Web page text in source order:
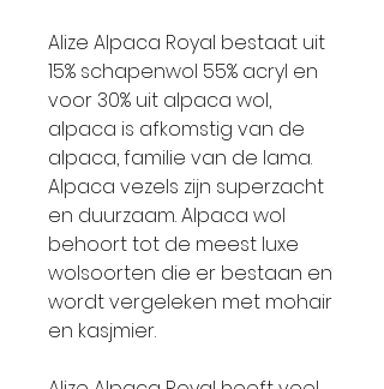
Alize Alpaca Royal bestaat uit
15% schapenwol 55% acryl en
voor 30% uit alpaca wol,
alpaca is afkomstig van de
alpaca, familie van de lama.
Alpaca vezels zijn superzacht
en duurzaam. Alpaca wol
behoort tot de meest luxe
wolsoorten die er bestaan en
wordt vergeleken met mohair
en kasjmier.